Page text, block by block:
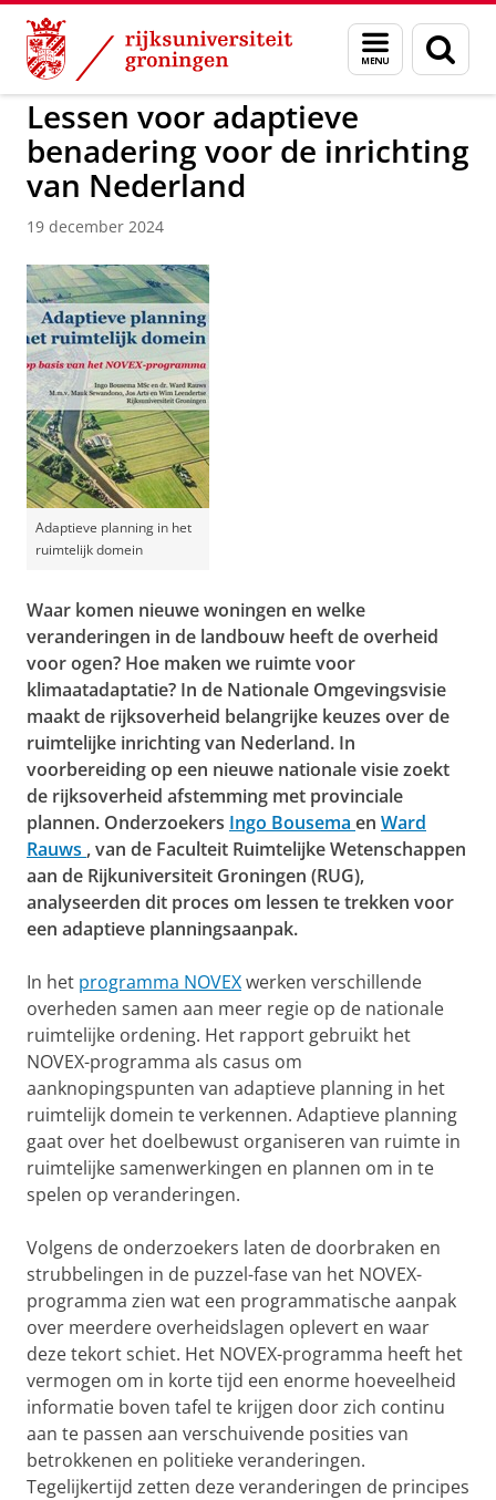
Skip
Content
Skip
Navigation
Menu
en
zoeken
Over ons Faculteit Ruimtelijke Wetenschappen
Lessen voor adaptieve
benadering voor de inrichting
van Nederland
19 december 2024
Adaptieve planning in het
ruimtelijk domein
Waar komen nieuwe woningen en welke
veranderingen in de landbouw heeft de overheid
voor ogen? Hoe maken we ruimte voor
klimaatadaptatie? In de Nationale Omgevingsvisie
maakt de rijksoverheid belangrijke keuzes over de
ruimtelijke inrichting van Nederland. In
voorbereiding op een nieuwe nationale visie zoekt
de rijksoverheid afstemming met provinciale
plannen. Onderzoekers Ingo Bousema en Ward
Rauws , van de Faculteit Ruimtelijke Wetenschappen
aan de Rijkuniversiteit Groningen (RUG),
analyseerden dit proces om lessen te trekken voor
een adaptieve planningsaanpak.
In het programma NOVEXwerken verschillende
overheden samen aan meer regie op de nationale
ruimtelijke ordening. Het rapport gebruikt het
NOVEX-programma als casus om
aanknopingspunten van adaptieve planning in het
ruimtelijk domein te verkennen. Adaptieve planning
gaat over het doelbewust organiseren van ruimte in
ruimtelijke samenwerkingen en plannen om in te
spelen op veranderingen.
Volgens de onderzoekers laten de doorbraken en
strubbelingen in de puzzel-fase van het NOVEX-
programma zien wat een programmatische aanpak
over meerdere overheidslagen oplevert en waar
deze tekort schiet. Het NOVEX-programma heeft het
vermogen om in korte tijd een enorme hoeveelheid
informatie boven tafel te krijgen door zich continu
aan te passen aan verschuivende posities van
betrokkenen en politieke veranderingen.
Tegelijkertijd zetten deze veranderingen de principes